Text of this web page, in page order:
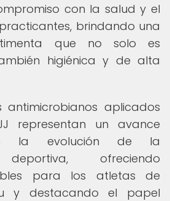
con la salud y el
brindando una
que no solo es
higiénica y de alta
antimicrobianos aplicados
representan un avance
la evolución de la
deportiva, ofreciendo
para los atletas de
y destacando el papel